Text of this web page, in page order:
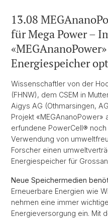
13.08
für Mega Power –
Energiespeicher
Wissenschaftler von der
(FHNW), dem CSEM in
Aigys AG (Othmarsingen,
Projekt
erfundene PowerCell®
Verwendung von
Forscher einen
Energiespeicher für
Neue Speichermedien
Erneuerbare Energien wie
nehmen eine immer
Energieversorgung ein. Mit